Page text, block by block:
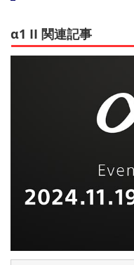
α1 II 関連記事